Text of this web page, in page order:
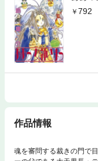
792
作品情報
魂を審問する裁きの門で